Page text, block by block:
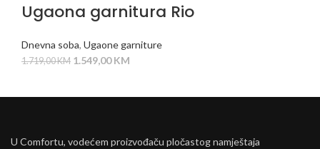
Ugaona garnitura Rio
Dnevna soba, Ugaone garniture
1.719,00KM 1.549,00KM
U Comfortu, vodećem proizvođaču pločastog namještaja